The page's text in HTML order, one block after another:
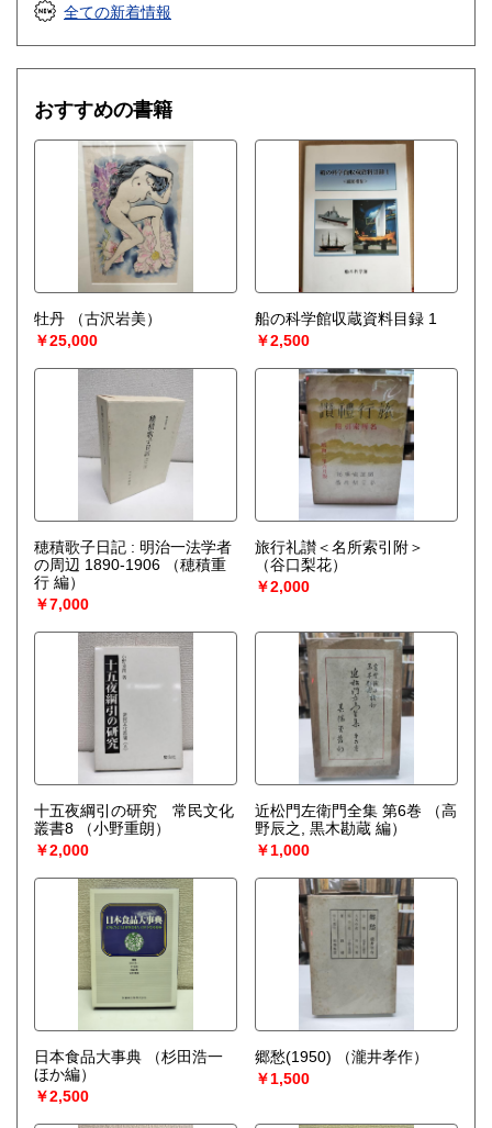
全ての新着情報
おすすめの書籍
牡丹
（古沢岩美）
￥25,000
船の科学館収蔵資料目録 1
￥2,500
穂積歌子日記 : 明治一法学者
の周辺 1890-1906
（穂積重
行 編）
￥7,000
旅行礼讃＜名所索引附＞
（谷口梨花）
￥2,000
十五夜綱引の研究 常民文化
叢書8
（小野重朗）
￥2,000
近松門左衛門全集 第6巻
（高
野辰之, 黒木勘蔵 編）
￥1,000
日本食品大事典
（杉田浩一
ほか編）
￥2,500
郷愁(1950)
（瀧井孝作）
￥1,500